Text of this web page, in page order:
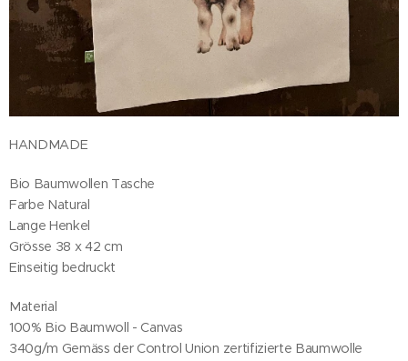
HANDMADE
Bio Baumwollen Tasche
Farbe Natural
Lange Henkel
Grösse 38 x 42 cm
Einseitig bedruckt
Material
100% Bio Baumwoll - Canvas
340g/m Gemäss der Control Union zertifizierte Baumwolle